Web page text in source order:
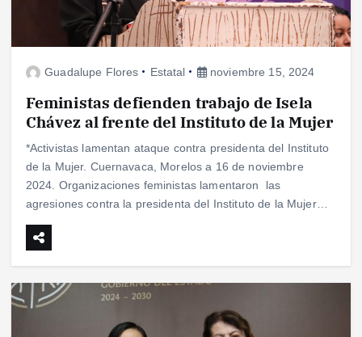
Guadalupe Flores Estatal noviembre 15, 2024
Feministas defienden trabajo de Isela
Chávez al frente del Instituto de la Mujer
*Activistas lamentan ataque contra presidenta del Instituto
de la Mujer. Cuernavaca, Morelos a 16 de noviembre
2024. Organizaciones feministas lamentaron las
agresiones contra la presidenta del Instituto de la Mujer…